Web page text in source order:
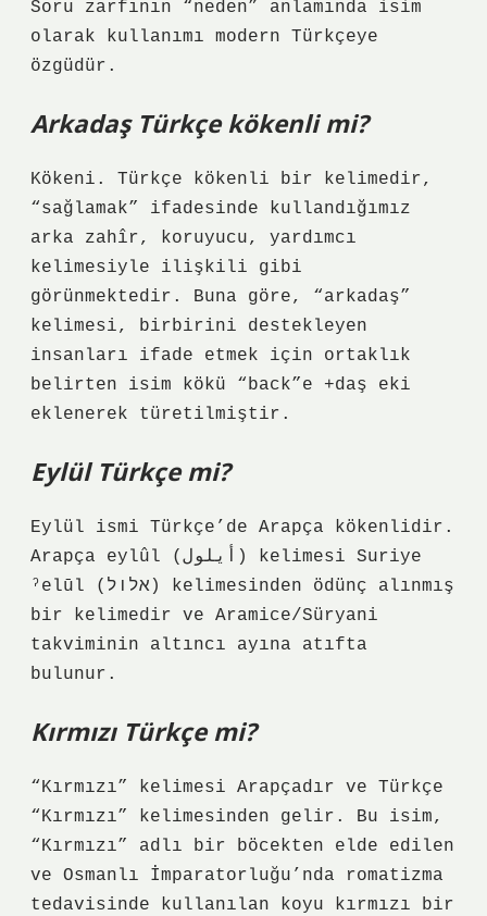
Soru zarfının “neden” anlamında isim
olarak kullanımı modern Türkçeye
özgüdür.
Arkadaş Türkçe kökenli mi?
Kökeni. Türkçe kökenli bir kelimedir,
“sağlamak” ifadesinde kullandığımız
arka zahîr, koruyucu, yardımcı
kelimesiyle ilişkili gibi
görünmektedir. Buna göre, “arkadaş”
kelimesi, birbirini destekleyen
insanları ifade etmek için ortaklık
belirten isim kökü “back”e +daş eki
eklenerek türetilmiştir.
Eylül Türkçe mi?
Eylül ismi Türkçe’de Arapça kökenlidir.
Arapça eylûl (أيلول) kelimesi Suriye
ˀelūl (אלול) kelimesinden ödünç alınmış
bir kelimedir ve Aramice/Süryani
takviminin altıncı ayına atıfta
bulunur.
Kırmızı Türkçe mi?
“Kırmızı” kelimesi Arapçadır ve Türkçe
“Kırmızı” kelimesinden gelir. Bu isim,
“Kırmızı” adlı bir böcekten elde edilen
ve Osmanlı İmparatorluğu’nda romatizma
tedavisinde kullanılan koyu kırmızı bir